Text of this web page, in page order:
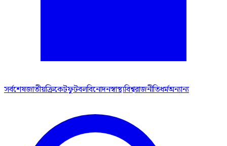
সর্বশেষজাতীয়ক্রিকেটফুটবলবিনোদনস্বাস্থ্যবিশ্বরাজনীতিধর্মঅন্যান্য